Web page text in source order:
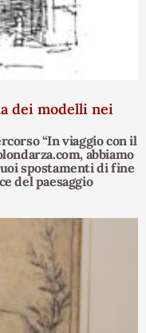
dei modelli nei
“In viaggio con il
abbiamo
spostamenti di fine
del paesaggio